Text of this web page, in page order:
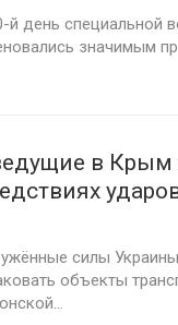
й день специальной
значимым
в Крым
силы
объекты